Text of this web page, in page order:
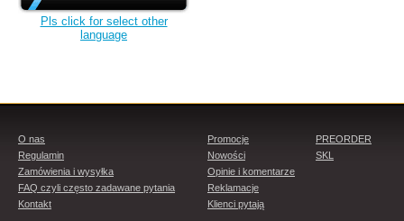
Pls click for select other
language
O nas
Regulamin
Zamówienia i wysyłka
FAQ czyli często zadawane pytania
Kontakt
Promocje
Nowości
Opinie i komentarze
Reklamacje
Klienci pytają
PREORDER
SKL